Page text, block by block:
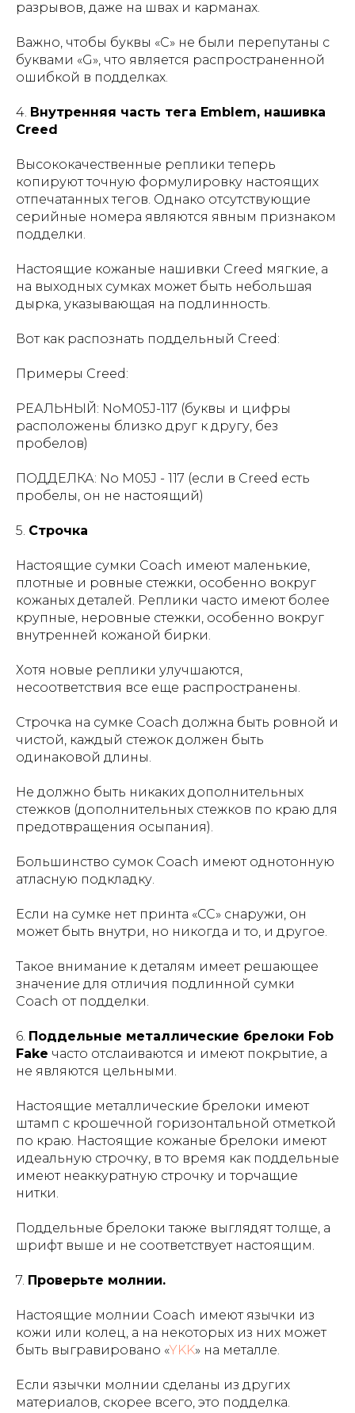
разрывов, даже на швах и карманах.
Важно, чтобы буквы «C» не были перепутаны с
буквами «G», что является распространенной
ошибкой в ​​подделках.
4. Внутренняя часть тега Emblem, нашивка
Creed
Высококачественные реплики теперь
копируют точную формулировку настоящих
отпечатанных тегов. Однако отсутствующие
серийные номера являются явным признаком
подделки.
Настоящие кожаные нашивки Creed мягкие, а
на выходных сумках может быть небольшая
дырка, указывающая на подлинность.
Вот как распознать поддельный Creed:
Примеры Creed:
РЕАЛЬНЫЙ: NoM05J-117 (буквы и цифры
расположены близко друг к другу, без
пробелов)
ПОДДЕЛКА: No M05J - 117 (если в Creed есть
пробелы, он не настоящий)
5. Строчка
Настоящие сумки Coach имеют маленькие,
плотные и ровные стежки, особенно вокруг
кожаных деталей. Реплики часто имеют более
крупные, неровные стежки, особенно вокруг
внутренней кожаной бирки.
Хотя новые реплики улучшаются,
несоответствия все еще распространены.
Строчка на сумке Coach должна быть ровной и
чистой, каждый стежок должен быть
одинаковой длины.
Не должно быть никаких дополнительных
стежков (дополнительных стежков по краю для
предотвращения осыпания).
Большинство сумок Coach имеют однотонную
атласную подкладку.
Если на сумке нет принта «CC» снаружи, он
может быть внутри, но никогда и то, и другое.
Такое внимание к деталям имеет решающее
значение для отличия подлинной сумки
Coach от подделки.
6. Поддельные металлические брелоки Fob
Fake часто отслаиваются и имеют покрытие, а
не являются цельными.
Настоящие металлические брелоки имеют
штамп с крошечной горизонтальной отметкой
по краю. Настоящие кожаные брелоки имеют
идеальную строчку, в то время как поддельные
имеют неаккуратную строчку и торчащие
нитки.
Поддельные брелоки также выглядят толще, а
шрифт выше и не соответствует настоящим.
7. Проверьте молнии.
Настоящие молнии Coach имеют язычки из
кожи или колец, а на некоторых из них может
быть выгравировано «YKK» на металле.
Если язычки молнии сделаны из других
материалов, скорее всего, это подделка.